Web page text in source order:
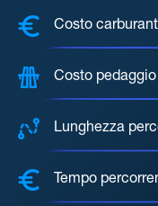
COSTI,
Costo
Costo pedaggio
Lunghezza
Tempo